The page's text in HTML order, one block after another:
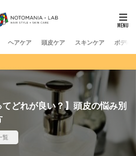
ヘアケア 頭皮ケア スキンケア ボディ
どれが良い？】頭皮の悩み別
覧